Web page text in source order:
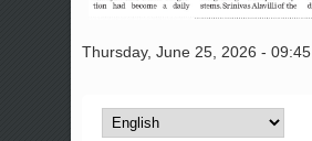
Thursday, June 25, 2026 - 09:45